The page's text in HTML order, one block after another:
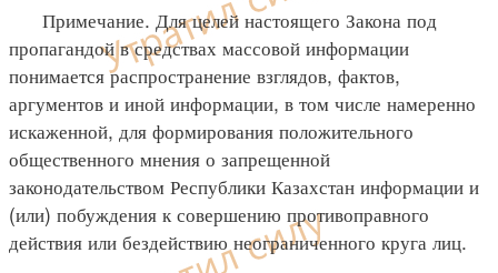
Примечание. Для целей настоящего Закона под
пропагандой в средствах массовой информации
понимается распространение взглядов, фактов,
аргументов и иной информации, в том числе намеренно
искаженной, для формирования положительного
общественного мнения о запрещенной
законодательством Республики Казахстан информации и
(или) побуждения к совершению противоправного
действия или бездействию неограниченного круга лиц.